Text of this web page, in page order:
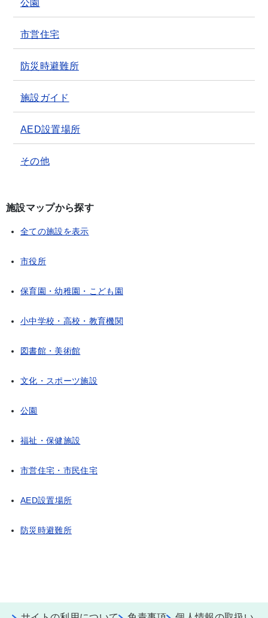
公園
市営住宅
防災時避難所
施設ガイド
AED設置場所
その他
施設マップから探す
全ての施設を表示
市役所
保育園・幼稚園・こども園
小中学校・高校・教育機関
図書館・美術館
文化・スポーツ施設
公園
福祉・保健施設
市営住宅・市民住宅
AED設置場所
防災時避難所